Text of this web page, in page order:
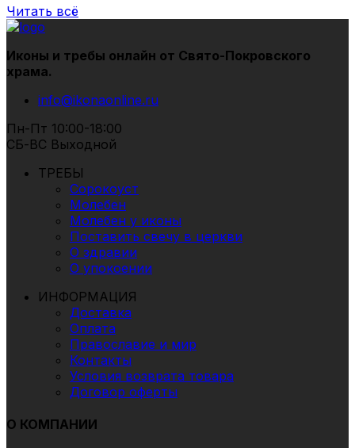
Читать всё
Иконы и требы онлайн от Свято-Покровского
храма.
info@ikonaonline.ru
Пн-Пт 10:00-18:00
СБ-ВС Выходной
ТРЕБЫ
Сорокоуст
Молебен
Молебен у иконы
Поставить свечу в церкви
О здравии
О упокоении
ИНФОРМАЦИЯ
Доставка
Оплата
Православие и мир
Контакты
Условия возврата товара
Договор оферты
О КОМПАНИИ